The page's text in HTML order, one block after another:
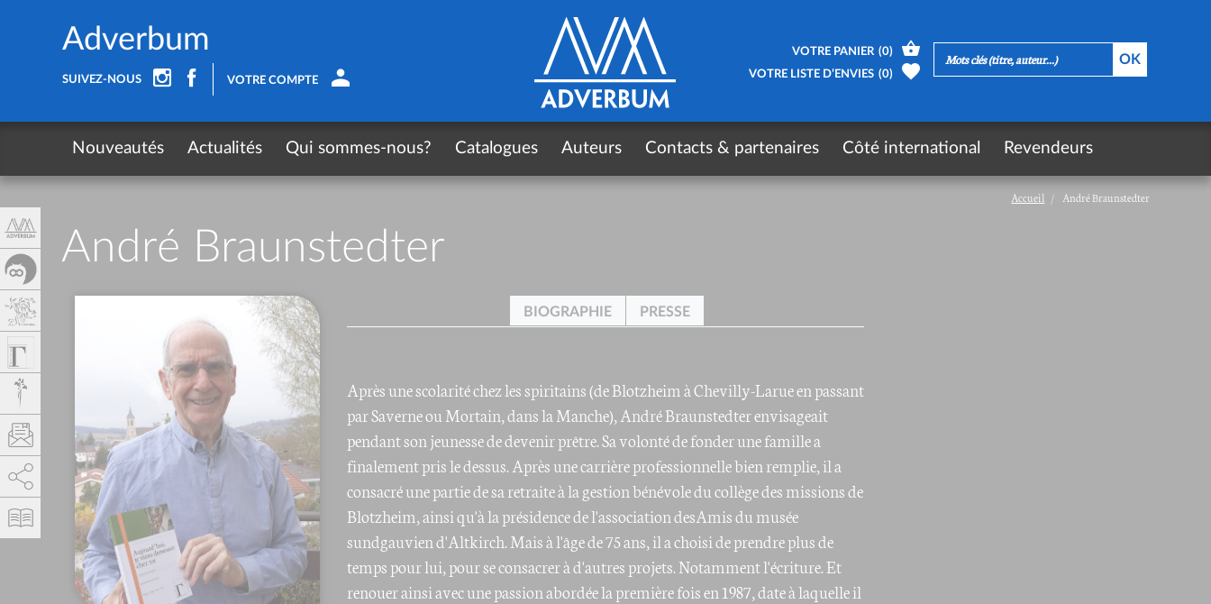
Accueil André Braunstedter
André Braunstedter
BIOGRAPHIE PRESSE
Après une scolarité chez les spiritains (de Blotzheim à Chevilly-Larue en passant
par Saverne ou Mortain, dans la Manche), André Braunstedter envisageait
pendant son jeunesse de devenir prêtre. Sa volonté de fonder une famille a
finalement pris le dessus. Après une carrière professionnelle bien remplie, il a
consacré une partie de sa retraite à la gestion bénévole du collège des missions de
Blotzheim, ainsi qu'à la présidence de l'association desAmis du musée
sundgauvien d'Altkirch. Mais à l'âge de 75 ans, il a choisi de prendre plus de
temps pour lui, pour se consacrer à d'autres projets. Notamment l'écriture. Et
renouer ainsi avec une passion abordée la première fois en 1987, date à laquelle il
Adverbum
SUIVEZ-NOUS VOTRE COMPTE
VOTRE PANIER (0)
VOTRE LISTE D’ENVIES (0)
Nouveautés Actualités Qui sommes-nous? Catalogues Auteurs Contacts & partenaires Côté international Revendeurs
AddThis est désactivé. Autoriser